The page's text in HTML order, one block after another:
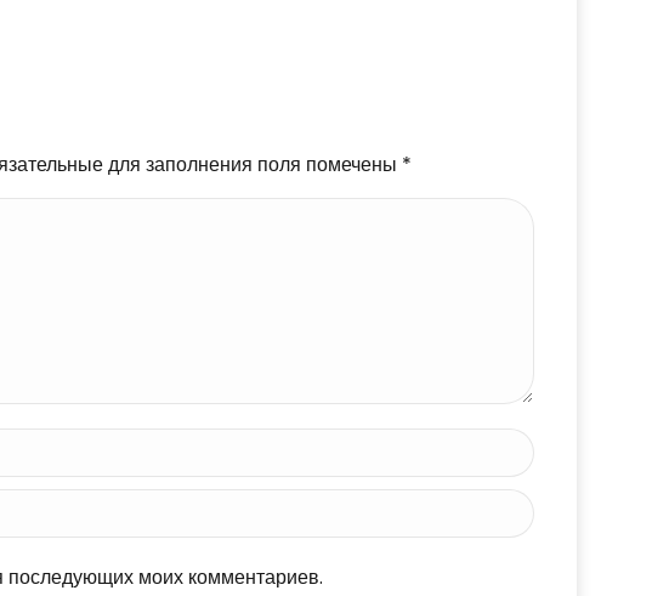
для заполнения поля помечены *
моих комментариев.